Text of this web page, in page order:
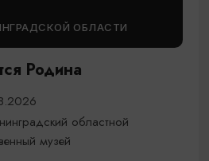
ОБЛАСТИ
Родина
областной
музей